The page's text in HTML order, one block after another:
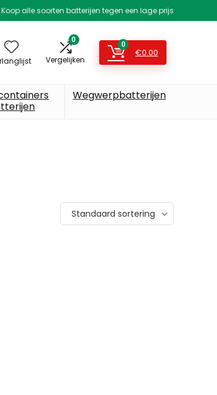
Koop alle soorten batterijen tegen een lage prijs
0
Vergelijken
0
€0.00
Wegwerpbatterijen
Standaard sortering